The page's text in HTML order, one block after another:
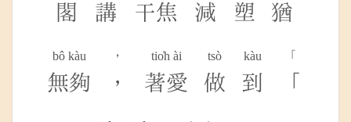
閣 講 干焦 減 塑 猶
bô kàu
無夠
，
，
tio̍h ài
著愛
tsò
做
kàu
到
「